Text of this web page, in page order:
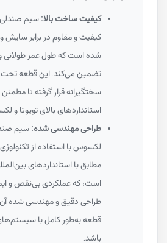
کیفیت ساخت بالا:سیم صندلی جلو
کیفیت و مقاوم در برابر سایش و
شده است که طول عمر طولانی و
تضمین می‌کند. این قطعه تحت
سختگیرانه قرار گرفته تا مطمئن
استانداردهای بالای تویوتا و
طراحی مهندسی شده:سیم صندلی
لکسوس با استفاده از
مطابق با استانداردهای
است، که عملکردی بی‌نقص و ایمن
طراحی دقیق و مهندسی شده آن
قطعه به‌طور کامل با سیستم‌های
باشد.